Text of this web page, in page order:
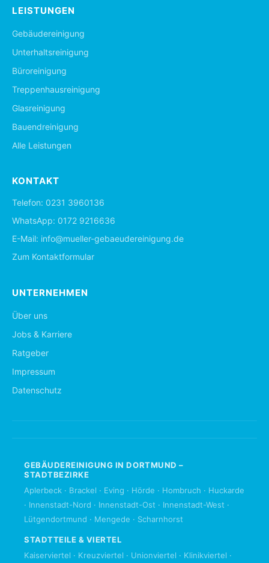
LEISTUNGEN
Gebäudereinigung
Unterhaltsreinigung
Büroreinigung
Treppenhausreinigung
Glasreinigung
Bauendreinigung
Alle Leistungen
KONTAKT
Telefon: 0231 3960136
WhatsApp: 0172 9216636
E-Mail: info@mueller-gebaeudereinigung.de
Zum Kontaktformular
UNTERNEHMEN
Über uns
Jobs & Karriere
Ratgeber
Impressum
Datenschutz
GEBÄUDEREINIGUNG IN DORTMUND –
STADTBEZIRKE
Aplerbeck · Brackel · Eving · Hörde · Hombruch · Huckarde
· Innenstadt-Nord · Innenstadt-Ost · Innenstadt-West ·
Lütgendortmund · Mengede · Scharnhorst
STADTTEILE & VIERTEL
Kaiserviertel · Kreuzviertel · Unionviertel · Klinikviertel ·